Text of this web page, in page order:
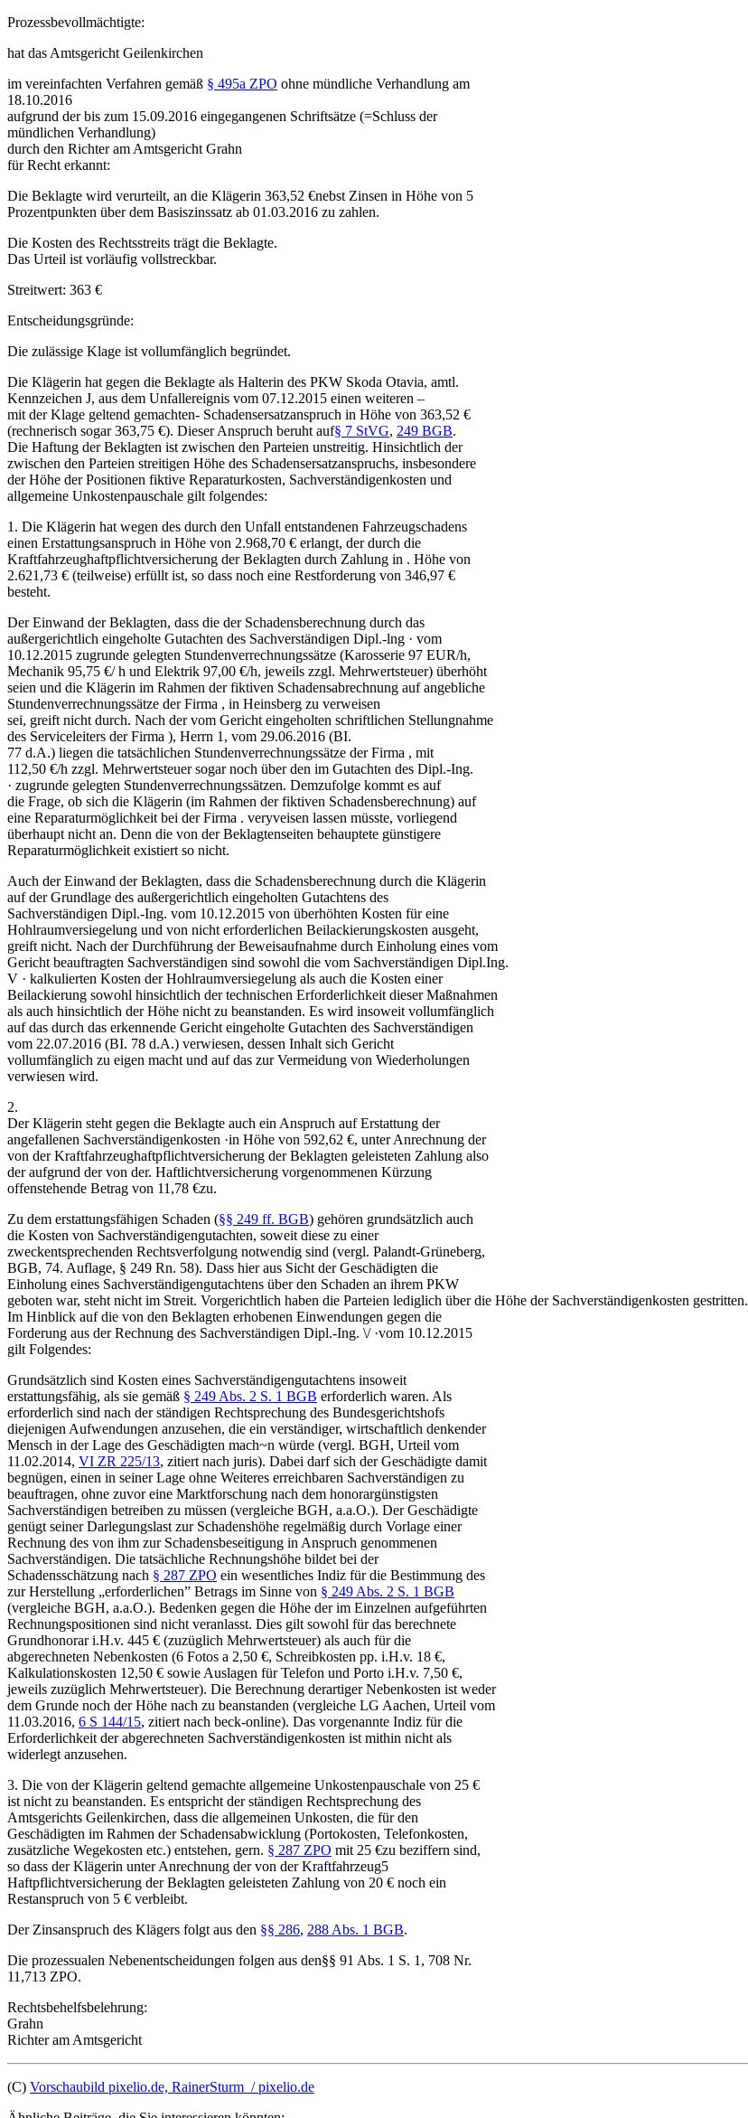
Prozessbevollmächtigte:
hat das Amtsgericht Geilenkirchen
im vereinfachten Verfahren gemäß § 495a ZPO ohne mündliche Verhandlung am
18.10.2016
aufgrund der bis zum 15.09.2016 eingegangenen Schriftsätze (=Schluss der
mündlichen Verhandlung)
durch den Richter am Amtsgericht Grahn
für Recht erkannt:
Die Beklagte wird verurteilt, an die Klägerin 363,52 €nebst Zinsen in Höhe von 5
Prozentpunkten über dem Basiszinssatz ab 01.03.2016 zu zahlen.
Die Kosten des Rechtsstreits trägt die Beklagte.
Das Urteil ist vorläufig vollstreckbar.
Streitwert: 363 €
Entscheidungsgründe:
Die zulässige Klage ist vollumfänglich begründet.
Die Klägerin hat gegen die Beklagte als Halterin des PKW Skoda Otavia, amtl.
Kennzeichen J, aus dem Unfallereignis vom 07.12.2015 einen weiteren –
mit der Klage geltend gemachten- Schadensersatzanspruch in Höhe von 363,52 €
(rechnerisch sogar 363,75 €). Dieser Anspruch beruht auf§ 7 StVG, 249 BGB.
Die Haftung der Beklagten ist zwischen den Parteien unstreitig. Hinsichtlich der
zwischen den Parteien streitigen Höhe des Schadensersatzanspruchs, insbesondere
der Höhe der Positionen fiktive Reparaturkosten, Sachverständigenkosten und
allgemeine Unkostenpauschale gilt folgendes:
1. Die Klägerin hat wegen des durch den Unfall entstandenen Fahrzeugschadens
einen Erstattungsanspruch in Höhe von 2.968,70 € erlangt, der durch die
Kraftfahrzeughaftpflichtversicherung der Beklagten durch Zahlung in . Höhe von
2.621,73 € (teilweise) erfüllt ist, so dass noch eine Restforderung von 346,97 €
besteht.
Der Einwand der Beklagten, dass die der Schadensberechnung durch das
außergerichtlich eingeholte Gutachten des Sachverständigen Dipl.-lng · vom
10.12.2015 zugrunde gelegten Stundenverrechnungssätze (Karosserie 97 EUR/h,
Mechanik 95,75 €/ h und Elektrik 97,00 €/h, jeweils zzgl. Mehrwertsteuer) überhöht
seien und die Klägerin im Rahmen der fiktiven Schadensabrechnung auf angebliche
Stundenverrechnungssätze der Firma , in Heinsberg zu verweisen
sei, greift nicht durch. Nach der vom Gericht eingeholten schriftlichen Stellungnahme
des Serviceleiters der Firma ), Herrn 1, vom 29.06.2016 (BI.
77 d.A.) liegen die tatsächlichen Stundenverrechnungssätze der Firma , mit
112,50 €/h zzgl. Mehrwertsteuer sogar noch über den im Gutachten des Dipl.-Ing.
· zugrunde gelegten Stundenverrechnungssätzen. Demzufolge kommt es auf
die Frage, ob sich die Klägerin (im Rahmen der fiktiven Schadensberechnung) auf
eine Reparaturmöglichkeit bei der Firma . veryveisen lassen müsste, vorliegend
überhaupt nicht an. Denn die von der Beklagtenseiten behauptete günstigere
Reparaturmöglichkeit existiert so nicht.
Auch der Einwand der Beklagten, dass die Schadensberechnung durch die Klägerin
auf der Grundlage des außergerichtlich eingeholten Gutachtens des
Sachverständigen Dipl.-Ing. vom 10.12.2015 von überhöhten Kosten für eine
Hohlraumversiegelung und von nicht erforderlichen Beilackierungskosten ausgeht,
greift nicht. Nach der Durchführung der Beweisaufnahme durch Einholung eines vom
Gericht beauftragten Sachverständigen sind sowohl die vom Sachverständigen Dipl.Ing.
V · kalkulierten Kosten der Hohlraumversiegelung als auch die Kosten einer
Beilackierung sowohl hinsichtlich der technischen Erforderlichkeit dieser Maßnahmen
als auch hinsichtlich der Höhe nicht zu beanstanden. Es wird insoweit vollumfänglich
auf das durch das erkennende Gericht eingeholte Gutachten des Sachverständigen
vom 22.07.2016 (BI. 78 d.A.) verwiesen, dessen Inhalt sich Gericht
vollumfänglich zu eigen macht und auf das zur Vermeidung von Wiederholungen
verwiesen wird.
2.
Der Klägerin steht gegen die Beklagte auch ein Anspruch auf Erstattung der
angefallenen Sachverständigenkosten ·in Höhe von 592,62 €, unter Anrechnung der
von der Kraftfahrzeughaftpflichtversicherung der Beklagten geleisteten Zahlung also
der aufgrund der von der. Haftlichtversicherung vorgenommenen Kürzung
offenstehende Betrag von 11,78 €zu.
Zu dem erstattungsfähigen Schaden (§§ 249 ff. BGB) gehören grundsätzlich auch
die Kosten von Sachverständigengutachten, soweit diese zu einer
zweckentsprechenden Rechtsverfolgung notwendig sind (vergl. Palandt-Grüneberg,
BGB, 74. Auflage, § 249 Rn. 58). Dass hier aus Sicht der Geschädigten die
Einholung eines Sachverständigengutachtens über den Schaden an ihrem PKW
geboten war, steht nicht im Streit. Vorgerichtlich haben die Parteien lediglich über die Höhe der Sachverständigenkosten gestritten.
Im Hinblick auf die von den Beklagten erhobenen Einwendungen gegen die
Forderung aus der Rechnung des Sachverständigen Dipl.-Ing. \/ ·vom 10.12.2015
gilt Folgendes:
Grundsätzlich sind Kosten eines Sachverständigengutachtens insoweit
erstattungsfähig, als sie gemäß § 249 Abs. 2 S. 1 BGB erforderlich waren. Als
erforderlich sind nach der ständigen Rechtsprechung des Bundesgerichtshofs
diejenigen Aufwendungen anzusehen, die ein verständiger, wirtschaftlich denkender
Mensch in der Lage des Geschädigten mach~n würde (vergl. BGH, Urteil vom
11.02.2014, VI ZR 225/13, zitiert nach juris). Dabei darf sich der Geschädigte damit
begnügen, einen in seiner Lage ohne Weiteres erreichbaren Sachverständigen zu
beauftragen, ohne zuvor eine Marktforschung nach dem honorargünstigsten
Sachverständigen betreiben zu müssen (vergleiche BGH, a.a.O.). Der Geschädigte
genügt seiner Darlegungslast zur Schadenshöhe regelmäßig durch Vorlage einer
Rechnung des von ihm zur Schadensbeseitigung in Anspruch genommenen
Sachverständigen. Die tatsächliche Rechnungshöhe bildet bei der
Schadensschätzung nach § 287 ZPO ein wesentliches Indiz für die Bestimmung des
zur Herstellung „erforderlichen” Betrags im Sinne von § 249 Abs. 2 S. 1 BGB
(vergleiche BGH, a.a.O.). Bedenken gegen die Höhe der im Einzelnen aufgeführten
Rechnungspositionen sind nicht veranlasst. Dies gilt sowohl für das berechnete
Grundhonorar i.H.v. 445 € (zuzüglich Mehrwertsteuer) als auch für die
abgerechneten Nebenkosten (6 Fotos a 2,50 €, Schreibkosten pp. i.H.v. 18 €,
Kalkulationskosten 12,50 € sowie Auslagen für Telefon und Porto i.H.v. 7,50 €,
jeweils zuzüglich Mehrwertsteuer). Die Berechnung derartiger Nebenkosten ist weder
dem Grunde noch der Höhe nach zu beanstanden (vergleiche LG Aachen, Urteil vom
11.03.2016, 6 S 144/15, zitiert nach beck-online). Das vorgenannte Indiz für die
Erforderlichkeit der abgerechneten Sachverständigenkosten ist mithin nicht als
widerlegt anzusehen.
3. Die von der Klägerin geltend gemachte allgemeine Unkostenpauschale von 25 €
ist nicht zu beanstanden. Es entspricht der ständigen Rechtsprechung des
Amtsgerichts Geilenkirchen, dass die allgemeinen Unkosten, die für den
Geschädigten im Rahmen der Schadensabwicklung (Portokosten, Telefonkosten,
zusätzliche Wegekosten etc.) entstehen, gern. § 287 ZPO mit 25 €zu beziffern sind,
so dass der Klägerin unter Anrechnung der von der Kraftfahrzeug5
Haftpflichtversicherung der Beklagten geleisteten Zahlung von 20 € noch ein
Restanspruch von 5 € verbleibt.
Der Zinsanspruch des Klägers folgt aus den §§ 286, 288 Abs. 1 BGB.
Die prozessualen Nebenentscheidungen folgen aus den§§ 91 Abs. 1 S. 1, 708 Nr.
11,713 ZPO.
Rechtsbehelfsbelehrung:
Grahn
Richter am Amtsgericht
(C) Vorschaubild pixelio.de, RainerSturm / pixelio.de